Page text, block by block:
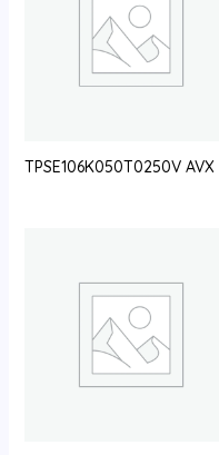
TPSE106K050T0250V AVX